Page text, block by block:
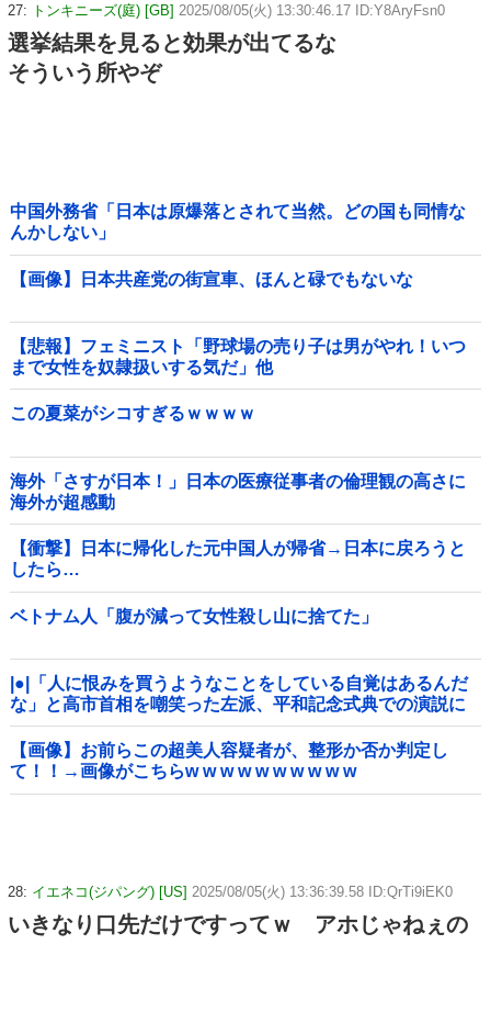
27: トンキニーズ(庭) [GB] 2025/08/05(火) 13:30:46.17 ID:Y8AryFsn0
選挙結果を見ると効果が出てるな
そういう所やぞ
中国外務省「日本は原爆落とされて当然。どの国も同情な
んかしない」
【画像】日本共産党の街宣車、ほんと碌でもないな
【悲報】フェミニスト「野球場の売り子は男がやれ！いつ
まで女性を奴隷扱いする気だ」他
この夏菜がシコすぎるｗｗｗｗ
海外「さすが日本！」日本の医療従事者の倫理観の高さに
海外が超感動
【衝撃】日本に帰化した元中国人が帰省→日本に戻ろうと
したら…
ベトナム人「腹が減って女性殺し山に捨てた」
|●|「人に恨みを買うようなことをしている自覚はあるんだ
な」と高市首相を嘲笑った左派、平和記念式典での演説に
ケチを付けるも……
【画像】お前らこの超美人容疑者が、整形か否か判定し
て！！→画像がこちらw w w w w w w w w w
28: イエネコ(ジパング) [US] 2025/08/05(火) 13:36:39.58 ID:QrTi9iEK0
いきなり口先だけですってｗ アホじゃねぇの